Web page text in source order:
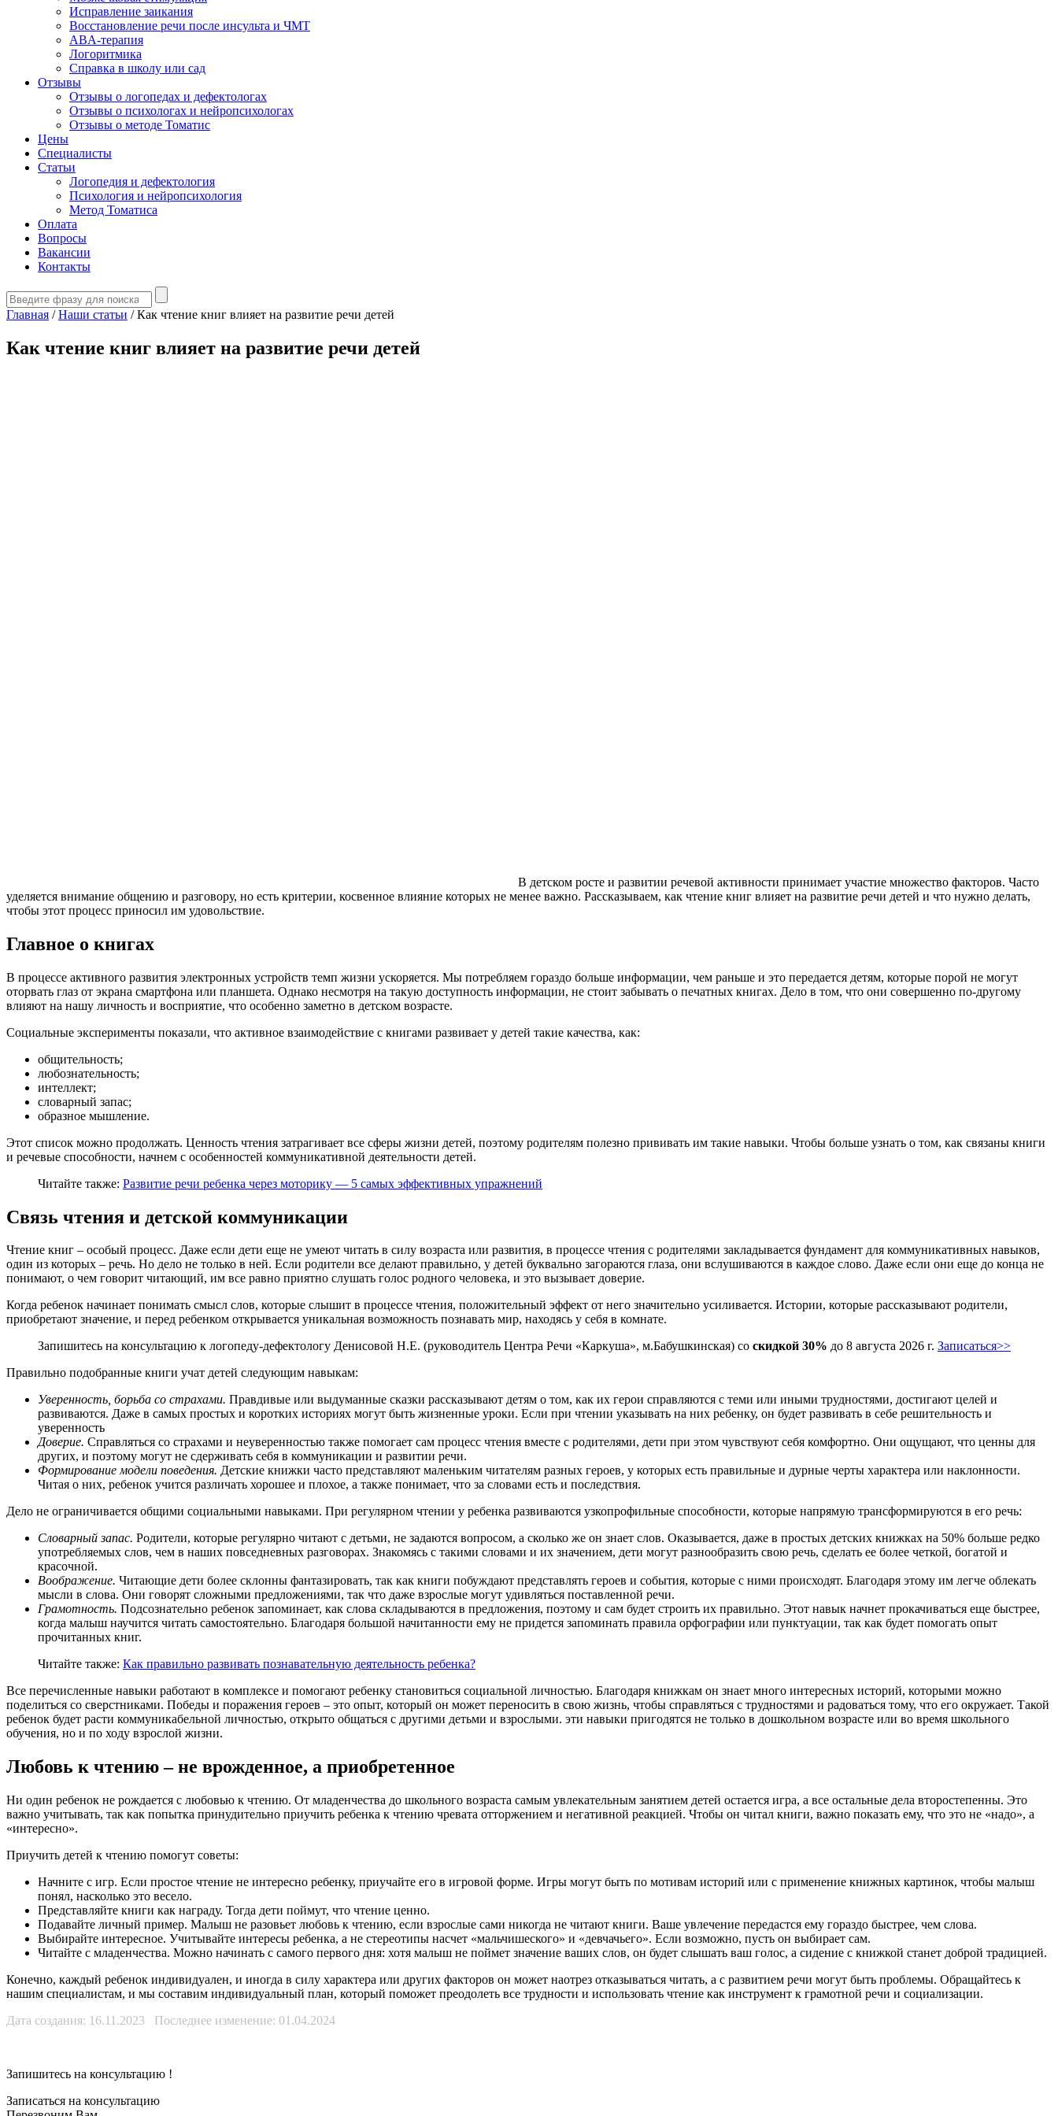
Исправление заикания
Восстановление речи после инсульта и ЧМТ
ABA-терапия
Логоритмика
Справка в школу или сад
Отзывы
Отзывы о логопедах и дефектологах
Отзывы о психологах и нейропсихологах
Отзывы о методе Томатис
Цены
Специалисты
Статьи
Логопедия и дефектология
Психология и нейропсихология
Метод Томатиса
Оплата
Вопросы
Вакансии
Контакты
Главная / Наши статьи / Как чтение книг влияет на развитие речи детей
Как чтение книг влияет на развитие речи детей
В детском росте и развитии речевой активности принимает участие множество факторов. Часто
уделяется внимание общению и разговору, но есть критерии, косвенное влияние которых не менее важно. Рассказываем, как чтение книг влияет на развитие речи детей и что нужно делать,
чтобы этот процесс приносил им удовольствие.
Главное о книгах
В процессе активного развития электронных устройств темп жизни ускоряется. Мы потребляем гораздо больше информации, чем раньше и это передается детям, которые порой не могут
оторвать глаз от экрана смартфона или планшета. Однако несмотря на такую доступность информации, не стоит забывать о печатных книгах. Дело в том, что они совершенно по-другому
влияют на нашу личность и восприятие, что особенно заметно в детском возрасте.
Социальные эксперименты показали, что активное взаимодействие с книгами развивает у детей такие качества, как:
общительность;
любознательность;
интеллект;
словарный запас;
образное мышление.
Этот список можно продолжать. Ценность чтения затрагивает все сферы жизни детей, поэтому родителям полезно прививать им такие навыки. Чтобы больше узнать о том, как связаны книги
и речевые способности, начнем с особенностей коммуникативной деятельности детей.
Читайте также: Развитие речи ребенка через моторику — 5 самых эффективных упражнений
Связь чтения и детской коммуникации
Чтение книг – особый процесс. Даже если дети еще не умеют читать в силу возраста или развития, в процессе чтения с родителями закладывается фундамент для коммуникативных навыков,
один из которых – речь. Но дело не только в ней. Если родители все делают правильно, у детей буквально загораются глаза, они вслушиваются в каждое слово. Даже если они еще до конца не
понимают, о чем говорит читающий, им все равно приятно слушать голос родного человека, и это вызывает доверие.
Когда ребенок начинает понимать смысл слов, которые слышит в процессе чтения, положительный эффект от него значительно усиливается. Истории, которые рассказывают родители,
приобретают значение, и перед ребенком открывается уникальная возможность познавать мир, находясь у себя в комнате.
Запишитесь на консультацию к логопеду-дефектологу Денисовой Н.Е. (руководитель Центра Речи «Каркуша», м.Бабушкинская) со скидкой 30% до 8 августа 2026 г. Записаться>>
Правильно подобранные книги учат детей следующим навыкам:
Уверенность, борьба со страхами. Правдивые или выдуманные сказки рассказывают детям о том, как их герои справляются с теми или иными трудностями, достигают целей и
развиваются. Даже в самых простых и коротких историях могут быть жизненные уроки. Если при чтении указывать на них ребенку, он будет развивать в себе решительность и
уверенность
Доверие. Справляться со страхами и неуверенностью также помогает сам процесс чтения вместе с родителями, дети при этом чувствуют себя комфортно. Они ощущают, что ценны для
других, и поэтому могут не сдерживать себя в коммуникации и развитии речи.
Формирование модели поведения. Детские книжки часто представляют маленьким читателям разных героев, у которых есть правильные и дурные черты характера или наклонности.
Читая о них, ребенок учится различать хорошее и плохое, а также понимает, что за словами есть и последствия.
Дело не ограничивается общими социальными навыками. При регулярном чтении у ребенка развиваются узкопрофильные способности, которые напрямую трансформируются в его речь:
Словарный запас. Родители, которые регулярно читают с детьми, не задаются вопросом, а сколько же он знает слов. Оказывается, даже в простых детских книжках на 50% больше редко
употребляемых слов, чем в наших повседневных разговорах. Знакомясь с такими словами и их значением, дети могут разнообразить свою речь, сделать ее более четкой, богатой и
красочной.
Воображение. Читающие дети более склонны фантазировать, так как книги побуждают представлять героев и события, которые с ними происходят. Благодаря этому им легче облекать
мысли в слова. Они говорят сложными предложениями, так что даже взрослые могут удивляться поставленной речи.
Грамотность. Подсознательно ребенок запоминает, как слова складываются в предложения, поэтому и сам будет строить их правильно. Этот навык начнет прокачиваться еще быстрее,
когда малыш научится читать самостоятельно. Благодаря большой начитанности ему не придется запоминать правила орфографии или пунктуации, так как будет помогать опыт
прочитанных книг.
Читайте также: Как правильно развивать познавательную деятельность ребенка?
Все перечисленные навыки работают в комплексе и помогают ребенку становиться социальной личностью. Благодаря книжкам он знает много интересных историй, которыми можно
поделиться со сверстниками. Победы и поражения героев – это опыт, который он может переносить в свою жизнь, чтобы справляться с трудностями и радоваться тому, что его окружает. Такой
ребенок будет расти коммуникабельной личностью, открыто общаться с другими детьми и взрослыми. эти навыки пригодятся не только в дошкольном возрасте или во время школьного
обучения, но и по ходу взрослой жизни.
Любовь к чтению – не врожденное, а приобретенное
Ни один ребенок не рождается с любовью к чтению. От младенчества до школьного возраста самым увлекательным занятием детей остается игра, а все остальные дела второстепенны. Это
важно учитывать, так как попытка принудительно приучить ребенка к чтению чревата отторжением и негативной реакцией. Чтобы он читал книги, важно показать ему, что это не «надо», а
«интересно».
Приучить детей к чтению помогут советы:
Начните с игр. Если простое чтение не интересно ребенку, приучайте его в игровой форме. Игры могут быть по мотивам историй или с применение книжных картинок, чтобы малыш
понял, насколько это весело.
Представляйте книги как награду. Тогда дети поймут, что чтение ценно.
Подавайте личный пример. Малыш не разовьет любовь к чтению, если взрослые сами никогда не читают книги. Ваше увлечение передастся ему гораздо быстрее, чем слова.
Выбирайте интересное. Учитывайте интересы ребенка, а не стереотипы насчет «мальчишеского» и «девчачьего». Если возможно, пусть он выбирает сам.
Читайте с младенчества. Можно начинать с самого первого дня: хотя малыш не поймет значение ваших слов, он будет слышать ваш голос, а сидение с книжкой станет доброй традицией.
Конечно, каждый ребенок индивидуален, и иногда в силу характера или других факторов он может наотрез отказываться читать, а с развитием речи могут быть проблемы. Обращайтесь к
нашим специалистам, и мы составим индивидуальный план, который поможет преодолеть все трудности и использовать чтение как инструмент к грамотной речи и социализации.
Дата создания: 16.11.2023 Последнее изменение: 01.04.2024
Запишитесь на консультацию !
Записаться на консультацию